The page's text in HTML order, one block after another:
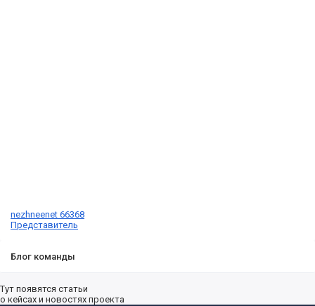
nezhneenet 66368
Представитель
Блог команды
Тут появятся статьи
о кейсах и новостях проекта